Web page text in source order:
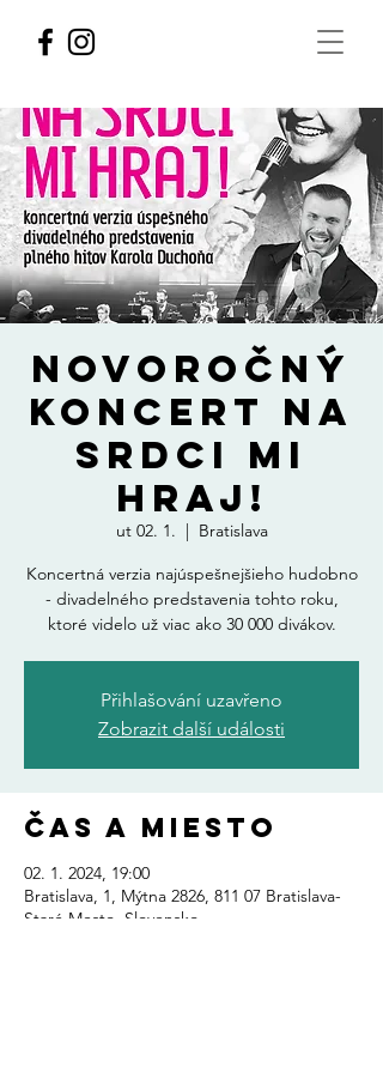
Novoročný
koncert NA
SRDCI MI
HRAJ!
ut 02. 1.
  |
Bratislava
Koncertná verzia najúspešnejšieho hudobno
- divadelného predstavenia tohto roku,
ktoré videlo už viac ako 30 000 divákov.
Přihlašování uzavřeno
Zobrazit další události
Čas a miesto
02. 1. 2024, 19:00
Bratislava, 1, Mýtna 2826, 811 07 Bratislava-
Staré Mesto, Slovensko